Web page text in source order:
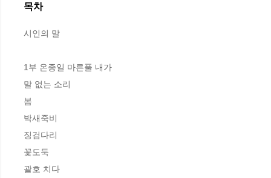
목차
시인의 말
1부 온종일 마른풀 내가
말 없는 소리
봄
박새죽비
징검다리
꽃도둑
괄호 치다